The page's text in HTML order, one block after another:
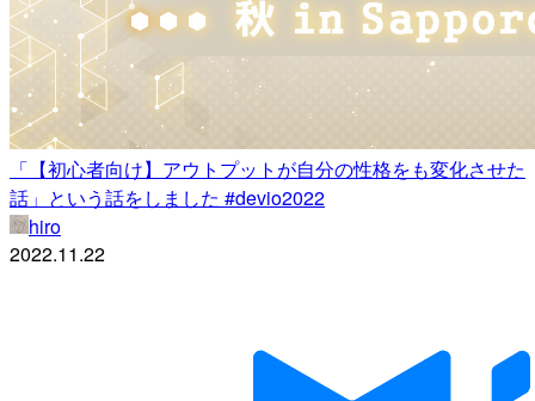
「【初心者向け】アウトプットが自分の性格をも変化させた
話」という話をしました #devio2022
hiro
2022.11.22